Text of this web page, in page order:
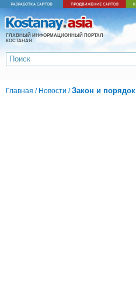
ГЛАВНЫЙ ИНФОРМАЦИОННЫЙ ПОРТАЛ
КОСТАНАЯ
Главная / Новости /Закон и порядок